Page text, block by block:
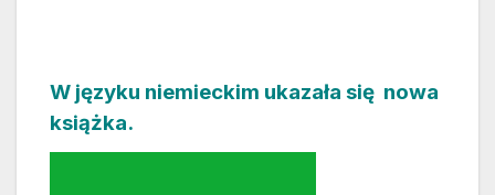
W języku niemieckim ukazała się nowa
książka.